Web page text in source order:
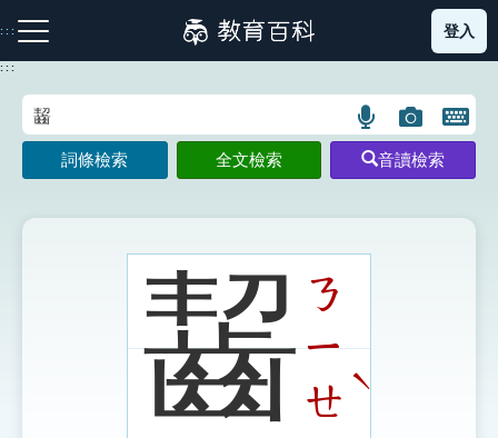
到
主
:::
注音索引圖示 筆畫索引圖示 部首索引表圖示
登入
:::
語
言
搜
示
圖
片
搜
開
鍵
圖
詞條檢索 全文檢索 音讀檢索
齧ㄋ
ㄧ
ㄝ
ˋ